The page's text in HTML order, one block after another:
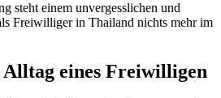
steht einem unvergesslichen und
Freiwilliger in Thailand nichts mehr im
eines Freiwilligen